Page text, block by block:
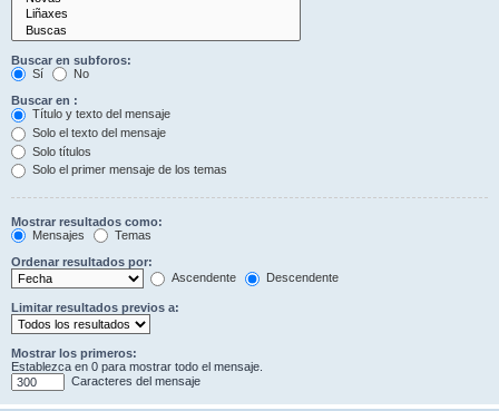
Buscar en subforos:
Sí
No
Buscar en :
Título y texto del mensaje
Solo el texto del mensaje
Solo títulos
Solo el primer mensaje de los temas
Mostrar resultados como:
Mensajes
Temas
Ordenar resultados por:
Ascendente
Descendente
Limitar resultados previos a:
Mostrar los primeros:
Establezca en 0 para mostrar todo el mensaje.
Caracteres del mensaje